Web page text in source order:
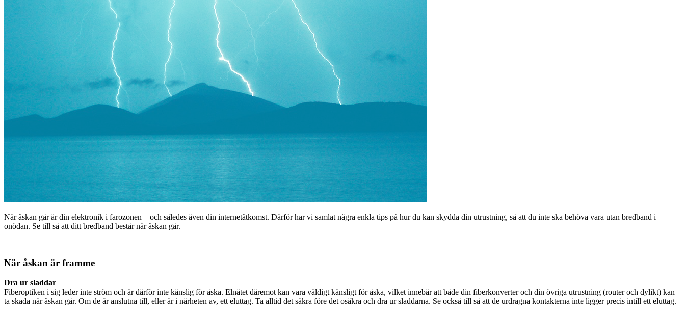
När åskan går är din elektronik i farozonen – och således även din internetåtkomst. Därför har vi samlat några enkla tips på hur du kan skydda din utrustning, så att du inte ska behöva vara utan bredband i
onödan. Se till så att ditt bredband består när åskan går.
När åskan är framme
Dra ur sladdar
Fiberoptiken i sig leder inte ström och är därför inte känslig för åska. Elnätet däremot kan vara väldigt känsligt för åska, vilket innebär att både din fiberkonverter och din övriga utrustning (router och dylikt) kan
ta skada när åskan går. Om de är anslutna till, eller är i närheten av, ett eluttag. Ta alltid det säkra före det osäkra och dra ur sladdarna. Se också till så att de urdragna kontakterna inte ligger precis intill ett eluttag.